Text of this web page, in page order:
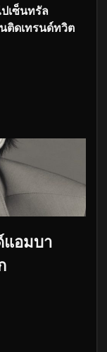
เซ็นทรัล
ติดเทรนด์ทวิต
แอมบา